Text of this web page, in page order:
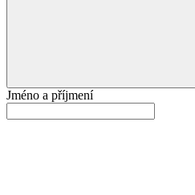
Jméno a příjmení